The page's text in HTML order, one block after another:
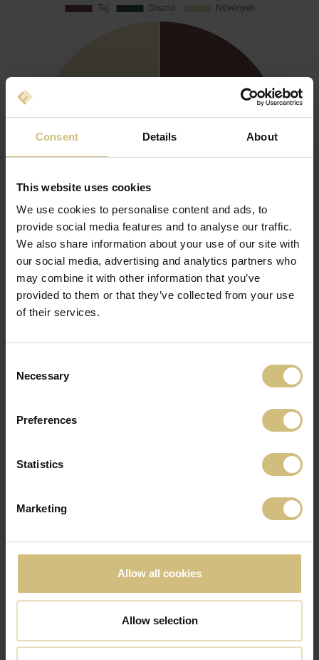
Consent Details About
This website uses cookies
We use cookies to personalise content and ads, to
provide social media features and to analyse our traffic.
We also share information about your use of our site with
our social media, advertising and analytics partners who
may combine it with other information that you’ve
provided to them or that they’ve collected from your use
of their services.
Selection
Necessary
Preferences
Statistics
Marketing
Allow all cookies
Allow selection
Árbevétel országonként (%)
2025